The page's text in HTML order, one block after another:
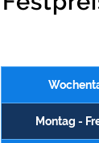
Montag -